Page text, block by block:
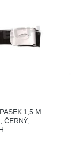
1,5 M
ČERNÝ,